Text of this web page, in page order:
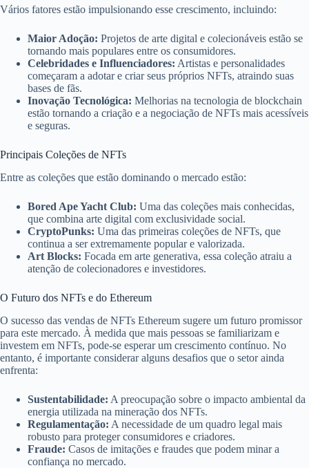
Vários fatores estão impulsionando esse crescimento, incluindo:
Maior Adoção: Projetos de arte digital e colecionáveis estão se
tornando mais populares entre os consumidores.
Celebridades e Influenciadores: Artistas e personalidades
começaram a adotar e criar seus próprios NFTs, atraindo suas
bases de fãs.
Inovação Tecnológica: Melhorias na tecnologia de blockchain
estão tornando a criação e a negociação de NFTs mais acessíveis
e seguras.
Principais Coleções de NFTs
Entre as coleções que estão dominando o mercado estão:
Bored Ape Yacht Club: Uma das coleções mais conhecidas,
que combina arte digital com exclusividade social.
CryptoPunks: Uma das primeiras coleções de NFTs, que
continua a ser extremamente popular e valorizada.
Art Blocks: Focada em arte generativa, essa coleção atraiu a
atenção de colecionadores e investidores.
O Futuro dos NFTs e do Ethereum
O sucesso das vendas de NFTs Ethereum sugere um futuro promissor
para este mercado. À medida que mais pessoas se familiarizam e
investem em NFTs, pode-se esperar um crescimento contínuo. No
entanto, é importante considerar alguns desafios que o setor ainda
enfrenta:
Sustentabilidade: A preocupação sobre o impacto ambiental da
energia utilizada na mineração dos NFTs.
Regulamentação: A necessidade de um quadro legal mais
robusto para proteger consumidores e criadores.
Fraude: Casos de imitações e fraudes que podem minar a
confiança no mercado.